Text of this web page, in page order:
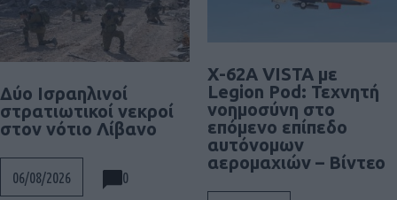
Δύο Ισραηλινοί
στρατιωτικοί νεκροί
στον νότιο Λίβανο
06/08/2026 0
X-62A VISTA με
Legion Pod: Τεχνητή
νοημοσύνη στο
επόμενο επίπεδο
αυτόνομων
αερομαχιών – Βίντεο